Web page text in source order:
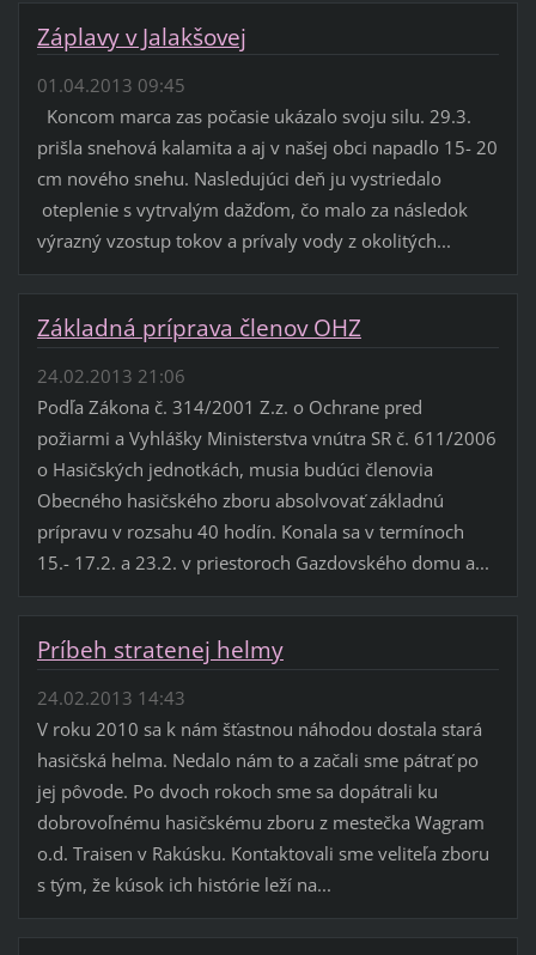
Záplavy v Jalakšovej
01.04.2013 09:45
Koncom marca zas počasie ukázalo svoju silu. 29.3.
prišla snehová kalamita a aj v našej obci napadlo 15- 20
cm nového snehu. Nasledujúci deň ju vystriedalo
oteplenie s vytrvalým dažďom, čo malo za následok
výrazný vzostup tokov a prívaly vody z okolitých...
Základná príprava členov OHZ
24.02.2013 21:06
Podľa Zákona č. 314/2001 Z.z. o Ochrane pred
požiarmi a Vyhlášky Ministerstva vnútra SR č. 611/2006
o Hasičských jednotkách, musia budúci členovia
Obecného hasičského zboru absolvovať základnú
prípravu v rozsahu 40 hodín. Konala sa v termínoch
15.- 17.2. a 23.2. v priestoroch Gazdovského domu a...
Príbeh stratenej helmy
24.02.2013 14:43
V roku 2010 sa k nám šťastnou náhodou dostala stará
hasičská helma. Nedalo nám to a začali sme pátrať po
jej pôvode. Po dvoch rokoch sme sa dopátrali ku
dobrovoľnému hasičskému zboru z mestečka Wagram
o.d. Traisen v Rakúsku. Kontaktovali sme veliteľa zboru
s tým, že kúsok ich histórie leží na...